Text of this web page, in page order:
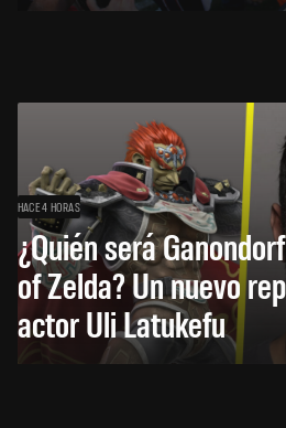
HACE 4 HORAS
¿Quién será
of Zelda? Un nuevo
actor Uli Latukefu